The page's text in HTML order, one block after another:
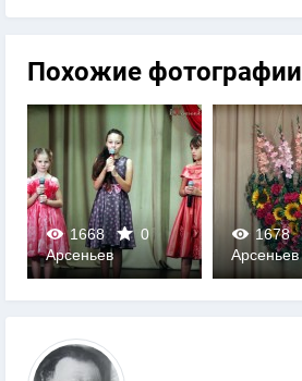
Похожие фотографии
1668
0
0
Арсеньев
1678
0
Арсеньев